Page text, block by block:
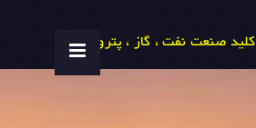
کلید صنعت نفت ، گاز ، پتروشیمی